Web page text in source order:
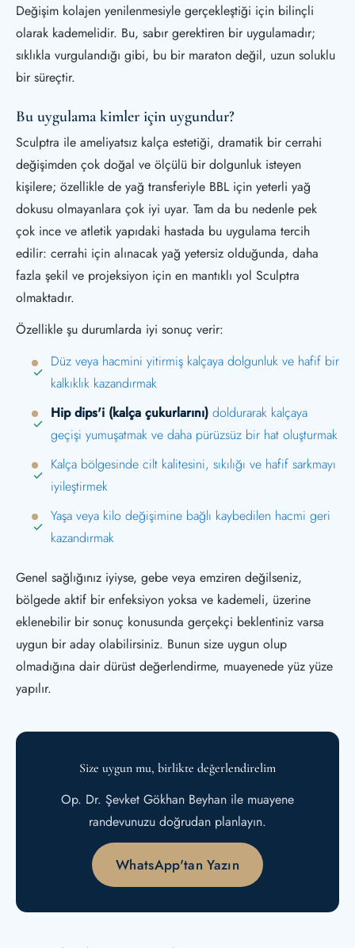
Değişim kolajen yenilenmesiyle gerçekleştiği için bilinçli
olarak kademelidir. Bu, sabır gerektiren bir uygulamadır;
sıklıkla vurgulandığı gibi, bu bir maraton değil, uzun soluklu
bir süreçtir.
Bu uygulama kimler için uygundur?
Sculptra ile ameliyatsız kalça estetiği, dramatik bir cerrahi
değişimden çok doğal ve ölçülü bir dolgunluk isteyen
kişilere; özellikle de yağ transferiyle BBL için yeterli yağ
dokusu olmayanlara çok iyi uyar. Tam da bu nedenle pek
çok ince ve atletik yapıdaki hastada bu uygulama tercih
edilir: cerrahi için alınacak yağ yetersiz olduğunda, daha
fazla şekil ve projeksiyon için en mantıklı yol Sculptra
olmaktadır.
Özellikle şu durumlarda iyi sonuç verir:
Düz veya hacmini yitirmiş kalçaya dolgunluk ve hafif bir
kalkıklık kazandırmak
Hip dips'i (kalça çukurlarını) doldurarak kalçaya
geçişi yumuşatmak ve daha pürüzsüz bir hat oluşturmak
Kalça bölgesinde cilt kalitesini, sıkılığı ve hafif sarkmayı
iyileştirmek
Yaşa veya kilo değişimine bağlı kaybedilen hacmi geri
kazandırmak
Genel sağlığınız iyiyse, gebe veya emziren değilseniz,
bölgede aktif bir enfeksiyon yoksa ve kademeli, üzerine
eklenebilir bir sonuç konusunda gerçekçi beklentiniz varsa
uygun bir aday olabilirsiniz. Bunun size uygun olup
olmadığına dair dürüst değerlendirme, muayenede yüz yüze
yapılır.
Size uygun mu, birlikte değerlendirelim
Op. Dr. Şevket Gökhan Beyhan ile muayene
randevunuzu doğrudan planlayın.
WhatsApp'tan Yazın